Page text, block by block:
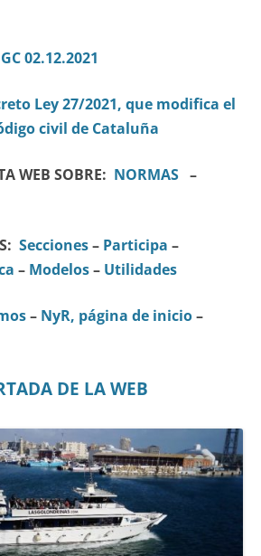
02.12.2021
Ley 27/2021, que modifica el
civil de Cataluña
WEB SOBRE: NORMAS –
Secciones– Participa –
– Modelos– Utilidades
– NyR, página de inicio–
DE LA WEB